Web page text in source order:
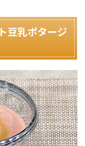
豆乳ポタージ